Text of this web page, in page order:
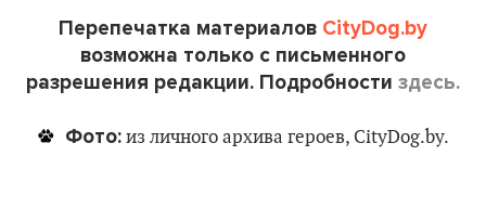
Перепечатка материалов CityDog.by
возможна только с письменного
разрешения редакции. Подробности здесь.
Фото: из личного архива героев, CityDog.by.